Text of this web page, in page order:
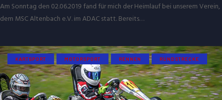
Am Sonntag den 02.06.2019 fand für mich der Heimlauf bei unserem Verein,
dem MSC Altenbach e.V. im ADAC statt. Bereits…
KARTSPORT MOTORSPORT RENNEN RUNDSTRECKE